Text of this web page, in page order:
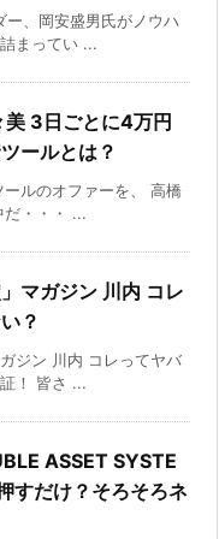
、岡安盛男氏がノウハ
まってい ...
3日ごとに4万円
ールとは？
ルのオファーを、 高橋
だ・・・ ...
マガジン 川内 コレ
？
ジン 川内 コレってヤバ
！ 皆さ ...
ASSET SYSTE
すだけ？そろそろネ